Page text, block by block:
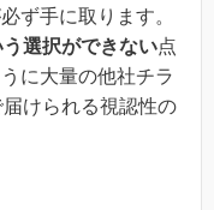
ず手に取ります。
選択ができない点
に大量の他社チラ
けられる視認性の